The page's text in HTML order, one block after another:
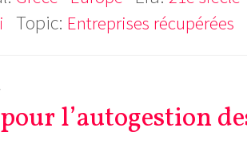
Topic: Entreprises récupérées
l’autogestion